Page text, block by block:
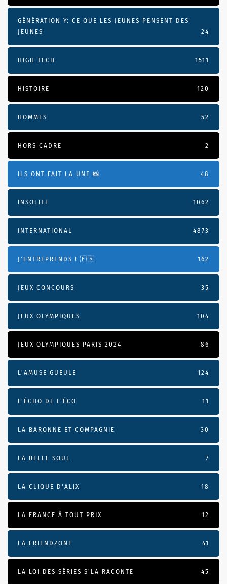
GÉNÉRATION Y: CE QUE LES JEUNES PENSENT DES
JEUNES
24
HIGH TECH 1511
HISTOIRE 120
HOMMES 52
HORS CADRE 2
ILS ONT FAIT LA UNE 📸 48
INSOLITE 1062
INTERNATIONAL 4873
J'ENTREPRENDS ! 🇫🇷 162
JEUX CONCOURS 35
JEUX OLYMPIQUES 104
JEUX OLYMPIQUES PARIS 2024 86
L'AMUSE GUEULE 124
L’ÉCHO DE L’ÉCO 11
LA BARONNE ET COMPAGNIE 30
LA BELLE SOUL 7
LA CLIQUE D'ALIX 18
LA FRANCE À TOUT PRIX 12
LA FRIENDZONE 41
LA LOI DES SÉRIES S'LA RACONTE 45